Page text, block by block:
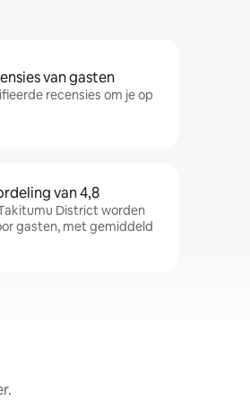
van gasten
recensies om je op
van 4,8
District worden
gasten, met gemiddeld